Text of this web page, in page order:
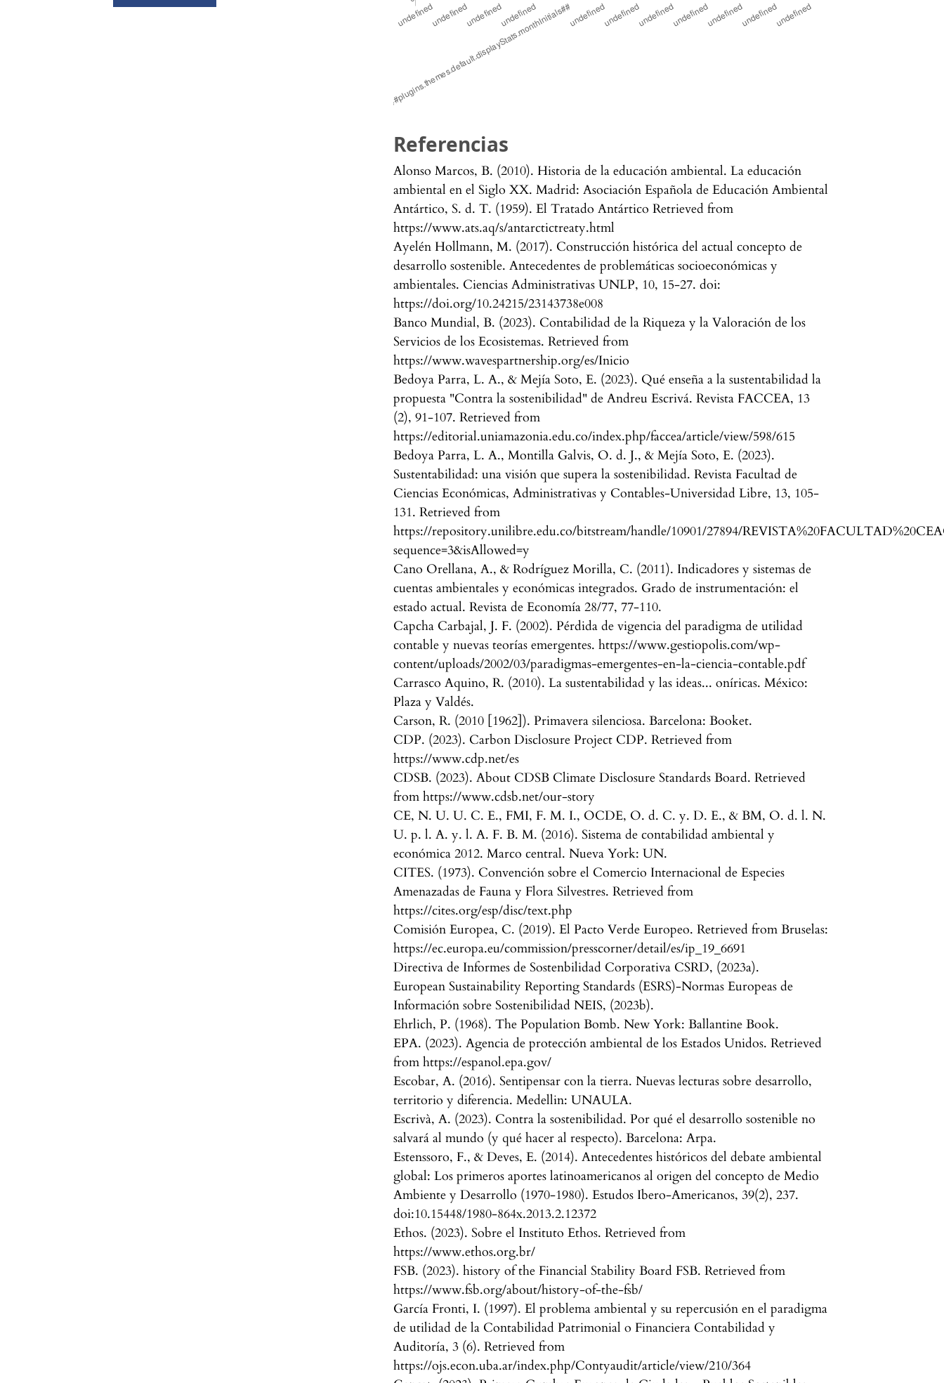
Referencias
Alonso Marcos, B. (2010). Historia de la educación ambiental. La educación
ambiental en el Siglo XX. Madrid: Asociación Española de Educación Ambiental
Antártico, S. d. T. (1959). El Tratado Antártico Retrieved from
https://www.ats.aq/s/antarctictreaty.html
Ayelén Hollmann, M. (2017). Construcción histórica del actual concepto de
desarrollo sostenible. Antecedentes de problemáticas socioeconómicas y
ambientales. Ciencias Administrativas UNLP, 10, 15-27. doi:
https://doi.org/10.24215/23143738e008
Banco Mundial, B. (2023). Contabilidad de la Riqueza y la Valoración de los
Servicios de los Ecosistemas. Retrieved from
https://www.wavespartnership.org/es/Inicio
Bedoya Parra, L. A., & Mejía Soto, E. (2023). Qué enseña a la sustentabilidad la
propuesta "Contra la sostenibilidad" de Andreu Escrivá. Revista FACCEA, 13
(2), 91-107. Retrieved from
https://editorial.uniamazonia.edu.co/index.php/faccea/article/view/598/615
Bedoya Parra, L. A., Montilla Galvis, O. d. J., & Mejía Soto, E. (2023).
Sustentabilidad: una visión que supera la sostenibilidad. Revista Facultad de
Ciencias Económicas, Administrativas y Contables-Universidad Libre, 13, 105-
131. Retrieved from
https://repository.unilibre.edu.co/bitstream/handle/10901/27894/
sequence=3&isAllowed=y
Cano Orellana, A., & Rodríguez Morilla, C. (2011). Indicadores y sistemas de
cuentas ambientales y económicas integrados. Grado de instrumentación: el
estado actual. Revista de Economía 28/77, 77-110.
Capcha Carbajal, J. F. (2002). Pérdida de vigencia del paradigma de utilidad
contable y nuevas teorías emergentes. https://www.gestiopolis.com/wp-
content/uploads/2002/03/paradigmas-emergentes-en-la-ciencia-contable.pdf
Carrasco Aquino, R. (2010). La sustentabilidad y las ideas... oníricas. México:
Plaza y Valdés.
Carson, R. (2010 [1962]). Primavera silenciosa. Barcelona: Booket.
CDP. (2023). Carbon Disclosure Project CDP. Retrieved from
https://www.cdp.net/es
CDSB. (2023). About CDSB Climate Disclosure Standards Board. Retrieved
from https://www.cdsb.net/our-story
CE, N. U. U. C. E., FMI, F. M. I., OCDE, O. d. C. y. D. E., & BM, O. d. l. N.
U. p. l. A. y. l. A. F. B. M. (2016). Sistema de contabilidad ambiental y
económica 2012. Marco central. Nueva York: UN.
CITES. (1973). Convención sobre el Comercio Internacional de Especies
Amenazadas de Fauna y Flora Silvestres. Retrieved from
https://cites.org/esp/disc/text.php
Comisión Europea, C. (2019). El Pacto Verde Europeo. Retrieved from Bruselas:
https://ec.europa.eu/commission/presscorner/detail/es/ip_19_6691
Directiva de Informes de Sostenbilidad Corporativa CSRD, (2023a).
European Sustainability Reporting Standards (ESRS)-Normas Europeas de
Información sobre Sostenibilidad NEIS, (2023b).
Ehrlich, P. (1968). The Population Bomb. New York: Ballantine Book.
EPA. (2023). Agencia de protección ambiental de los Estados Unidos. Retrieved
from https://espanol.epa.gov/
Escobar, A. (2016). Sentipensar con la tierra. Nuevas lecturas sobre desarrollo,
territorio y diferencia. Medellin: UNAULA.
Escrivà, A. (2023). Contra la sostenibilidad. Por qué el desarrollo sostenible no
salvará al mundo (y qué hacer al respecto). Barcelona: Arpa.
Estenssoro, F., & Deves, E. (2014). Antecedentes históricos del debate ambiental
global: Los primeros aportes latinoamericanos al origen del concepto de Medio
Ambiente y Desarrollo (1970-1980). Estudos Ibero-Americanos, 39(2), 237.
doi:10.15448/1980-864x.2013.2.12372
Ethos. (2023). Sobre el Instituto Ethos. Retrieved from
https://www.ethos.org.br/
FSB. (2023). history of the Financial Stability Board FSB. Retrieved from
https://www.fsb.org/about/history-of-the-fsb/
García Fronti, I. (1997). El problema ambiental y su repercusión en el paradigma
de utilidad de la Contabilidad Patrimonial o Financiera Contabilidad y
Auditoría, 3 (6). Retrieved from
https://ojs.econ.uba.ar/index.php/Contyaudit/article/view/210/364